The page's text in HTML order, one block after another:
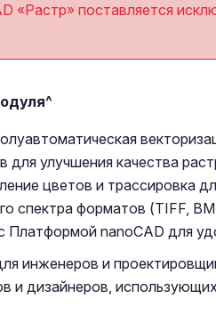
«Растр» поставляется
для улучшения качества
цветов и трассировка
спектра форматов (TIFF,
Платформой nanoCAD для
инженеров и
и дизайнеров,